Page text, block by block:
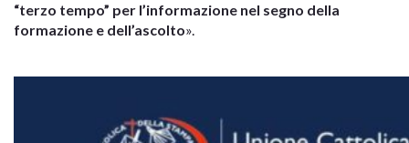
“terzo tempo” per l’informazione nel segno della
formazione e dell’ascolto».